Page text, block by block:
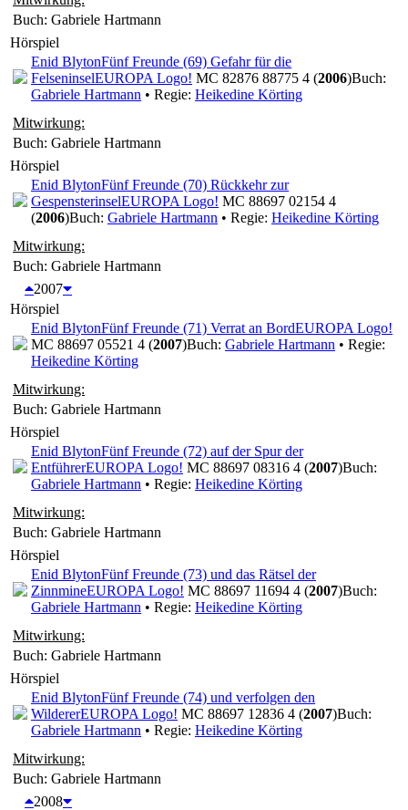
Buch: Gabriele Hartmann
Hörspiel
Enid BlytonFünf Freunde (69) Gefahr für die
FelseninselEUROPA Logo! MC 82876 88775 4 (2006)Buch:
Gabriele Hartmann • Regie: Heikedine Körting
Mitwirkung:
Buch: Gabriele Hartmann
Hörspiel
Enid BlytonFünf Freunde (70) Rückkehr zur
GespensterinselEUROPA Logo! MC 88697 02154 4
(2006)Buch: Gabriele Hartmann • Regie: Heikedine Körting
Mitwirkung:
Buch: Gabriele Hartmann
2007
Hörspiel
Enid BlytonFünf Freunde (71) Verrat an BordEUROPA Logo!
MC 88697 05521 4 (2007)Buch: Gabriele Hartmann • Regie:
Heikedine Körting
Mitwirkung:
Buch: Gabriele Hartmann
Hörspiel
Enid BlytonFünf Freunde (72) auf der Spur der
EntführerEUROPA Logo! MC 88697 08316 4 (2007)Buch:
Gabriele Hartmann • Regie: Heikedine Körting
Mitwirkung:
Buch: Gabriele Hartmann
Hörspiel
Enid BlytonFünf Freunde (73) und das Rätsel der
ZinnmineEUROPA Logo! MC 88697 11694 4 (2007)Buch:
Gabriele Hartmann • Regie: Heikedine Körting
Mitwirkung:
Buch: Gabriele Hartmann
Hörspiel
Enid BlytonFünf Freunde (74) und verfolgen den
WildererEUROPA Logo! MC 88697 12836 4 (2007)Buch:
Gabriele Hartmann • Regie: Heikedine Körting
Mitwirkung:
Buch: Gabriele Hartmann
2008